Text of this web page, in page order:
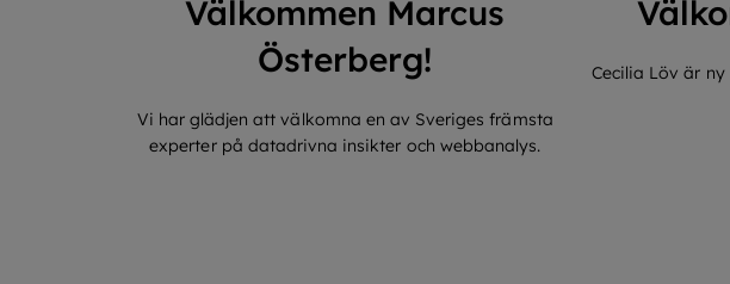
Välkommen Marcus
Österberg!
Vi har glädjen att välkomna en av Sveriges främsta
experter på datadrivna insikter och webbanalys.
Cecilia Löv är